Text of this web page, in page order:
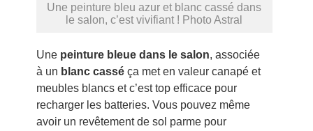
Une peinture bleu azur et blanc cassé dans
le salon, c’est vivifiant ! Photo Astral
Une peinture bleue dans le salon, associée
à un blanc casséça met en valeur canapé et
meubles blancs et c’est top efficace pour
recharger les batteries. Vous pouvez même
avoir un revêtement de sol parme pour